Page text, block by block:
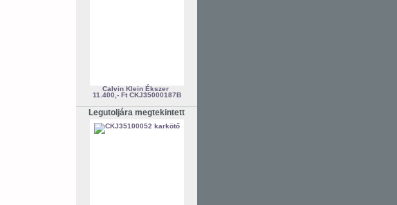
Calvin Klein Ékszer
11.400,- Ft CKJ35000187B
Legutoljára megtekintett